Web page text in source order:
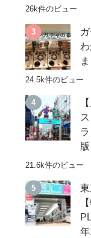
26k件のビュー
24.5k件のビュー
版
21.6k件のビュー